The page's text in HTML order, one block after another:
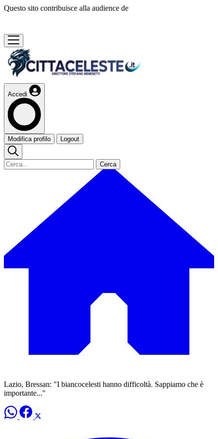
Questo sito contribuisce alla audience de
Accedi
Modifica profilo Logout
Cerca
Lazio, Bressan: "I biancocelesti hanno difficoltà. Sappiamo che è
importante..."